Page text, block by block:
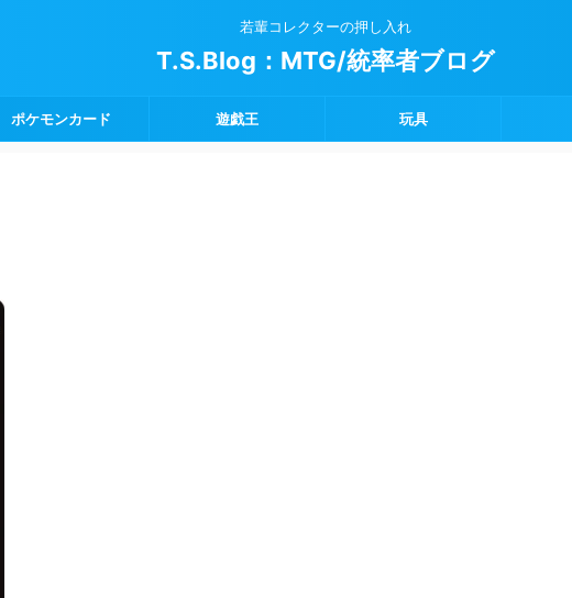
若輩コレクターの押し入れ
T.S.Blog：MTG/統率者ブログ
ポケモンカード 遊戯王 玩具